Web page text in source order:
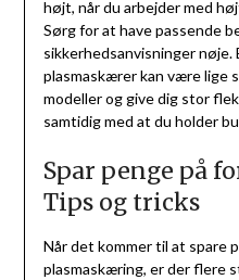
højt, når du arbejder med
Sørg for at have passende
sikkerhedsanvisninger nøje.
plasmaskærer kan være lige
modeller og give dig stor
samtidig med at du holder
Spar penge på
Tips og tricks
Når det kommer til at spare
plasmaskæring, er der flere